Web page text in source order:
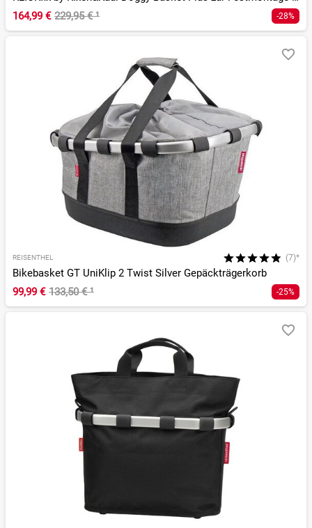
164,99 € 229,95 €¹ -28%
REISENTHEL (7)*
Bikebasket GT UniKlip 2 Twist Silver Gepäckträgerkorb
99,99 € 133,50 €¹ -25%